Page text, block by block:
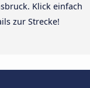
Klick einfach
zur Strecke!